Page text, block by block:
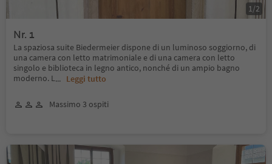
Nr. 1
La spaziosa suite Biedermeier dispone di un luminoso soggiorno, di
una camera con letto matrimoniale e di una camera con letto
singolo e biblioteca in legno antico, nonché di un ampio bagno
moderno. L... Leggi tutto
Massimo 3 ospiti
1/2